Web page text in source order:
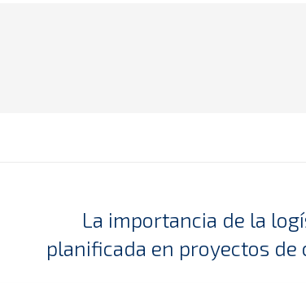
post:
La importancia de la
planificada en proyectos de